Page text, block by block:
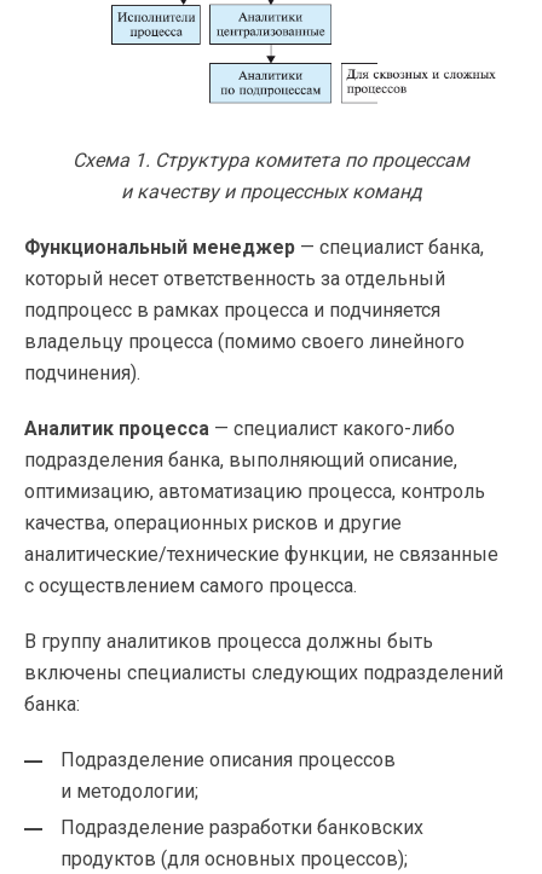
Схема 1. Структура комитета по процессам
и качеству и процессных команд
Функциональный менеджер — специалист банка,
который несет ответственность за отдельный
подпроцесс в рамках процесса и подчиняется
владельцу процесса (помимо своего линейного
подчинения).
Аналитик процесса — специалист какого-либо
подразделения банка, выполняющий описание,
оптимизацию, автоматизацию процесса, контроль
качества, операционных рисков и другие
аналитические/технические функции, не связанные
с осуществлением самого процесса.
В группу аналитиков процесса должны быть
включены специалисты следующих подразделений
банка:
Подразделение описания процессов
и методологии;
Подразделение разработки банковских
продуктов (для основных процессов);